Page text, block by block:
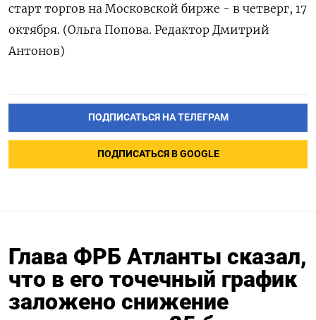
старт торгов на Московской бирже - в четверг, 17
октября. (Ольга Попова. Редактор Дмитрий
Антонов)
ПОДПИСАТЬСЯ НА ТЕЛЕГРАМ
ПОДПИСАТЬСЯ В GOOGLE
Глава ФРБ Атланты сказал,
что в его точечный график
заложено снижение